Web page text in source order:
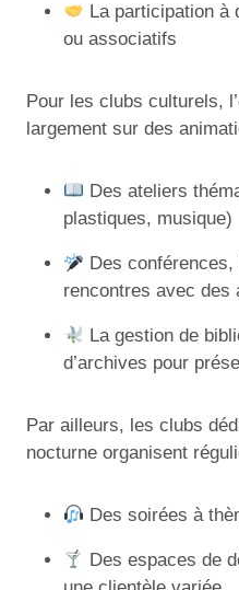
La participation à
ou associatifs
Pour les clubs culturels,
largement sur des
Des ateliers
plastiques, musique)
Des
rencontres avec des
La gestion de
d’archives pour
Par ailleurs, les clubs
nocturne organisent
Des soirées à
Des espaces de